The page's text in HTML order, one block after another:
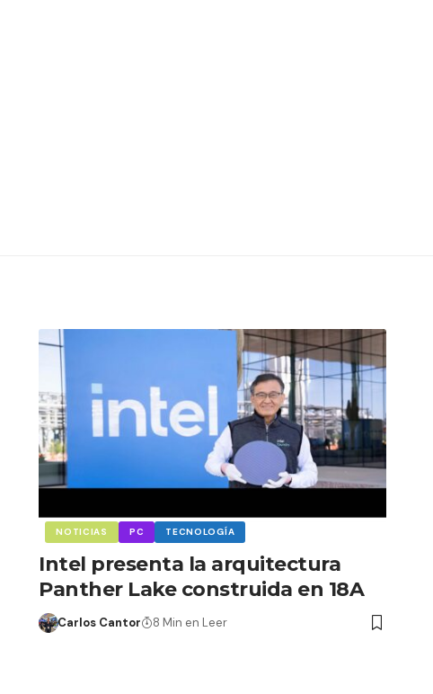
NOTICIAS PC TECNOLOGÍA
Intel presenta la arquitectura
Panther Lake construida en 18A
Carlos Cantor 8 Min en Leer